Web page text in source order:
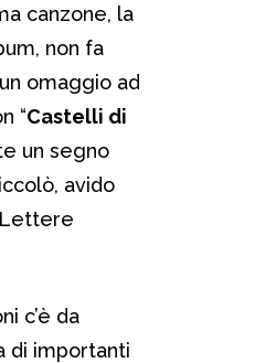
canzone, la
non fa
omaggio ad
“Castelli di
un segno
avido
c’è da
di importanti